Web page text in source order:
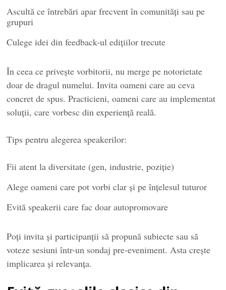
Ascultă ce întrebări apar frecvent în comunități sau pe
grupuri
Culege idei din feedback-ul edițiilor trecute
În ceea ce privește vorbitorii, nu merge pe notorietate
doar de dragul numelui. Invita oameni care au ceva
concret de spus. Practicieni, oameni care au implementat
soluții, care vorbesc din experiență reală.
Tips pentru alegerea speakerilor:
Fii atent la diversitate (gen, industrie, poziție)
Alege oameni care pot vorbi clar și pe înțelesul tuturor
Evită speakerii care fac doar autopromovare
Poți invita și participanții să propună subiecte sau să
voteze sesiuni într-un sondaj pre-eveniment. Asta crește
implicarea și relevanța.